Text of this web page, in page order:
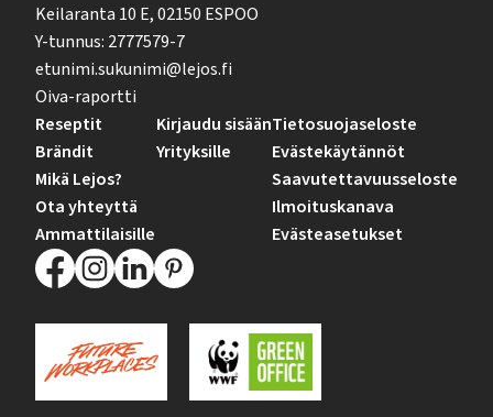
Keilaranta 10 E, 02150 ESPOO
Y-tunnus: 2777579-7
etunimi.sukunimi@lejos.fi
Oiva-raportti
Reseptit
Brändit
Mikä Lejos?
Ota yhteyttä
Ammattilaisille
Kirjaudu sisään
Yrityksille
Tietosuojaseloste
Evästekäytännöt
Saavutettavuusseloste
Ilmoituskanava
Evästeasetukset